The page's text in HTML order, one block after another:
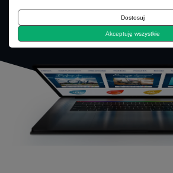
ONLINE
Dostosuj
Akceptuję wszystkie